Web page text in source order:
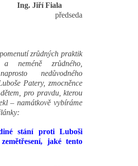
Ing. Jiří Fiala
zrůdných praktik
a neméně zrůdného,
nedůvodného
Patery, zmocněnce
pro pravdu, kterou
– namátkově vybíráme
stání proti Luboši
jaké tento